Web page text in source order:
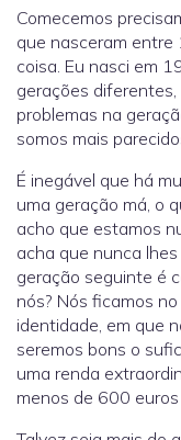
Comecemos
que nasceram
coisa. Eu nasci em
gerações
problemas na
somos mais
É inegável que há
uma geração má, o
acho que estamos
acha que nunca
geração seguinte é
nós? Nós ficamos
identidade, em que
seremos bons o
uma renda
menos de 600 euros